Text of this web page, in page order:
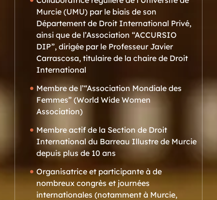
Murcie (UMU) par le biais de son
Département de Droit International Privé,
ainsi que de l’Association “ACCURSIO
DIP”, dirigée par le Professeur Javier
Carrascosa, titulaire de la chaire de Droit
International
Membre de l’“Association Mondiale des
Femmes” (World Wide Women
Association)
Membre actif de la Section de Droit
International du Barreau Illustre de Murcie
depuis plus de 10 ans
Organisatrice et participante à de
nombreux congrès et journées
internationales (notamment à Murcie,